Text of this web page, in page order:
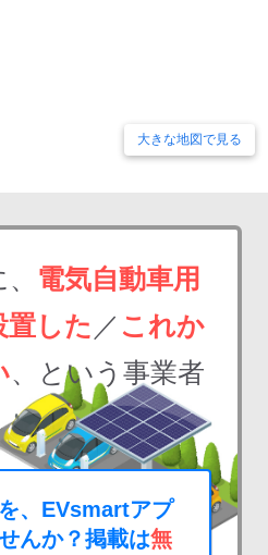
大きな地図で見る
電気自動車用
置した ／ これか
、という事業者
、EVsmartアプ
んか？掲載は無